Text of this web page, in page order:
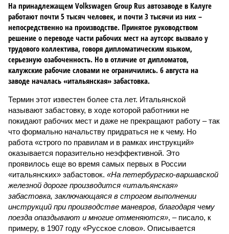
На принадлежащем Volkswagen Group Rus автозаводе в Калуге
работают почти 5 тысяч человек, и почти 3 тысячи из них –
непосредственно на производстве. Принятое руководством
решение о переводе части рабочих мест на аутсорс вызвало у
трудового коллектива, говоря дипломатическим языком,
серьезную озабоченность. Но в отличие от дипломатов,
калужские рабочие словами не ограничились. 6 августа на
заводе началась «итальянская» забастовка.
Термин этот известен более ста лет. Итальянской
называют забастовку, в ходе которой работники не
покидают рабочих мест и даже не прекращают работу – так
что формально начальству придраться не к чему. Но
работа «строго по правилам и в рамках инструкций»
оказывается поразительно неэффективной. Это
проявилось еще во время самых первых в России
«итальянских» забастовок. «На петербургско-варшавской
железной дороге производится «итальянская»
забастовка, заключающаяся в строгом выполнении
инструкций при производстве маневров, благодаря чему
поезда опаздывают и многие отменяются», – писало, к
примеру, в 1907 году «Русское слово». Описывается